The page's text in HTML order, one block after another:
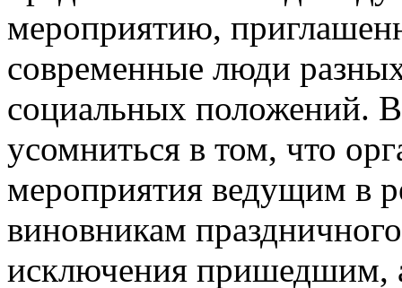
мероприятию,
современные люди
социальных положений.
усомниться в том, что
мероприятия ведущим в
виновникам
исключения пришедшим,